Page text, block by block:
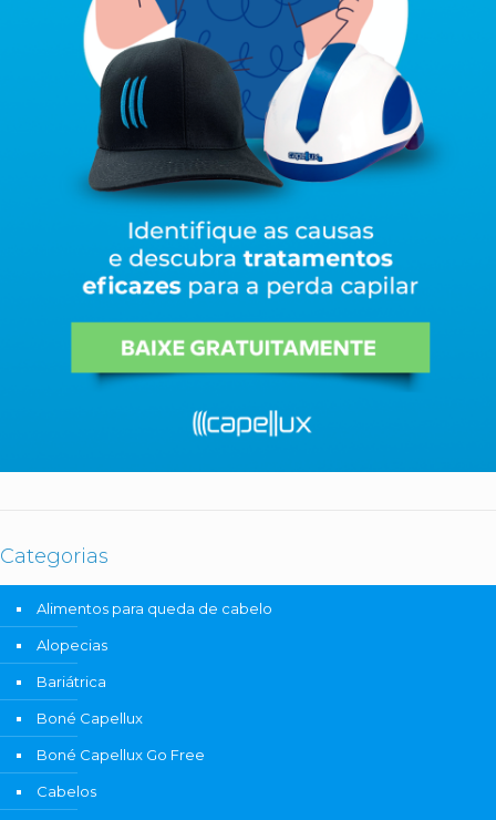
Categorias
Alimentos para queda de cabelo
Alopecias
Bariátrica
Boné Capellux
Boné Capellux Go Free
Cabelos